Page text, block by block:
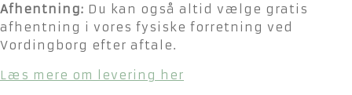
Afhentning: Du kan også altid vælge gratis
afhentning i vores fysiske forretning ved
Vordingborg efter aftale.
Læs mere om levering her